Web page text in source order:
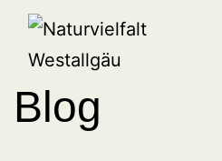
Zum
Naturvielfalt
Westallgäu
Blog